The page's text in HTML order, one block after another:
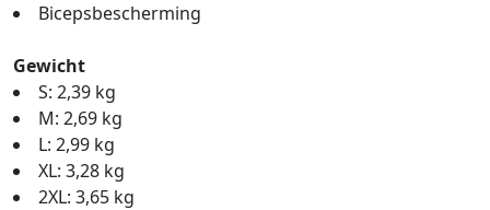
Bicepsbescherming
Gewicht
S: 2,39 kg
M: 2,69 kg
L: 2,99 kg
XL: 3,28 kg
2XL: 3,65 kg